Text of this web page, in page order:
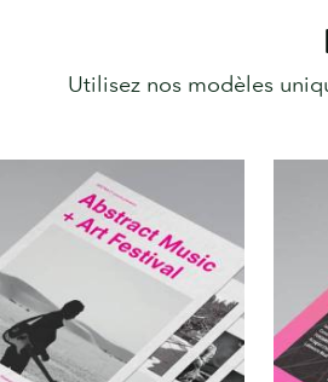
Utilisez nos modèles